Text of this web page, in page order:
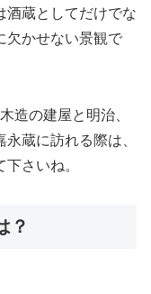
酒蔵としてだけでな
欠かせない景観で
造の建屋と明治、
蔵に訪れる際は、
さいね。
？